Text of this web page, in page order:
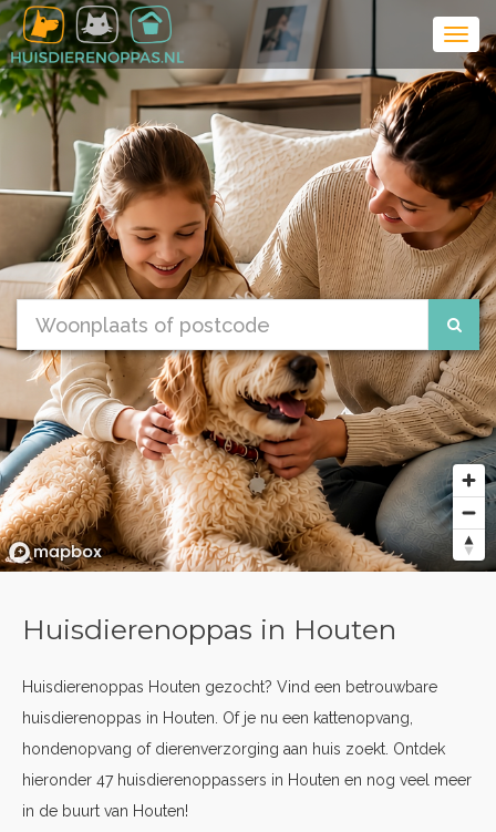
Huisdierenoppas in Houten
Huisdierenoppas Houten gezocht? Vind een betrouwbare
huisdierenoppas in Houten. Of je nu een kattenopvang,
hondenopvang of dierenverzorging aan huis zoekt. Ontdek
hieronder 47 huisdierenoppassers in Houten en nog veel meer
in de buurt van Houten!